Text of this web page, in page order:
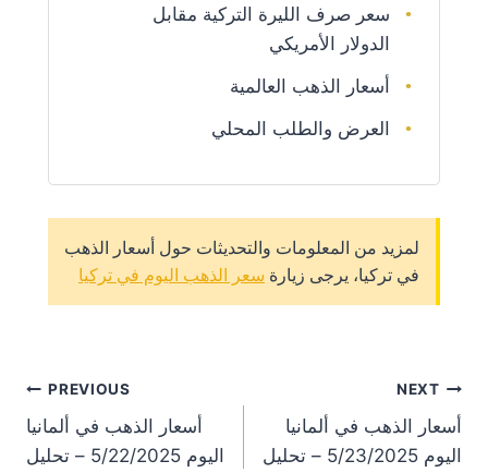
سعر صرف الليرة التركية مقابل
الدولار الأمريكي
أسعار الذهب العالمية
العرض والطلب المحلي
لمزيد من المعلومات والتحديثات حول أسعار الذهب
في تركيا، يرجى زيارة سعر الذهب اليوم في تركيا
PREVIOUS
أسعار الذهب في ألمانيا
اليوم 5/22/2025 – تحليل
NEXT
أسعار الذهب في ألمانيا
اليوم 5/23/2025 – تحليل